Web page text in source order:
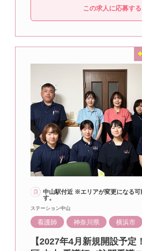
この求人に応募する
中山駅付近 ※エリアが変更になる可
す。
ステーション中山
看護師 神奈川県 横浜市
【2027年4月新規開設予定